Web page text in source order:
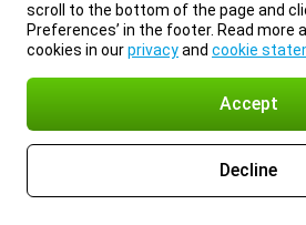
scroll to the bottom of the page and
Preferences’ in the footer. Read more
cookies in ourprivacyand cookie
Accept
Decline